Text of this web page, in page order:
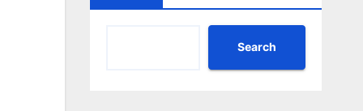
Search